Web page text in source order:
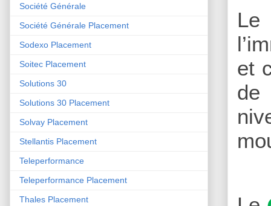
Le
et
de
Société Générale
Société Générale Placement
Sodexo Placement
Soitec Placement
Solutions 30
Solutions 30 Placement
Solvay Placement
Stellantis Placement
Teleperformance
Teleperformance Placement
Thales Placement